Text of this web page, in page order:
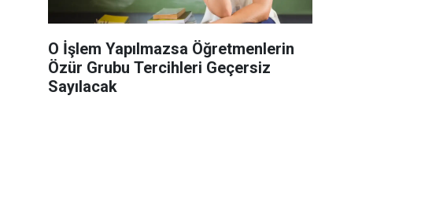
O İşlem Yapılmazsa Öğretmenlerin
Özür Grubu Tercihleri Geçersiz
Sayılacak